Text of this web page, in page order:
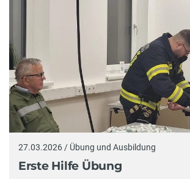
27.03.2026 / Übung und Ausbildung
Erste Hilfe Übung